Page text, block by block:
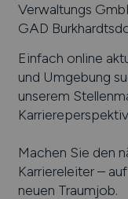
Verwaltungs
GAD
Einfach online
und Umgebung
unserem
Machen Sie den
Karriereleiter –
neuen Traumjob.